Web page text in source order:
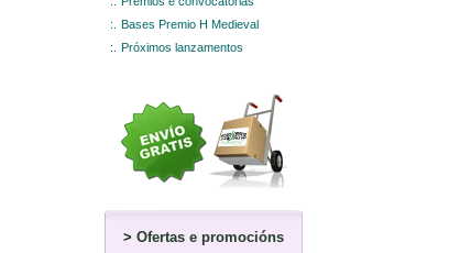
:.
Bases Premio H Medieval
:.
Próximos lanzamentos
> Ofertas e promocións